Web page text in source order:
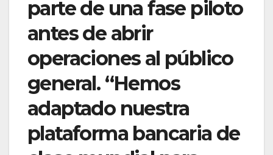
parte de una fase piloto
antes de abrir
operaciones al público
general. “Hemos
adaptado nuestra
plataforma bancaria de